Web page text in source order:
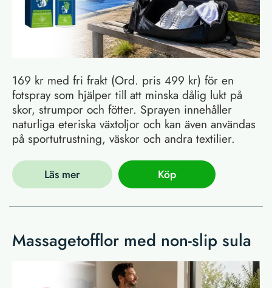
169 kr med fri frakt (Ord. pris 499 kr) för en
fotspray som hjälper till att minska dålig lukt på
skor, strumpor och fötter. Sprayen innehåller
naturliga eteriska växtoljor och kan även användas
på sportutrustning, väskor och andra textilier.
Läs mer Köp
Massagetofflor med non-slip sula